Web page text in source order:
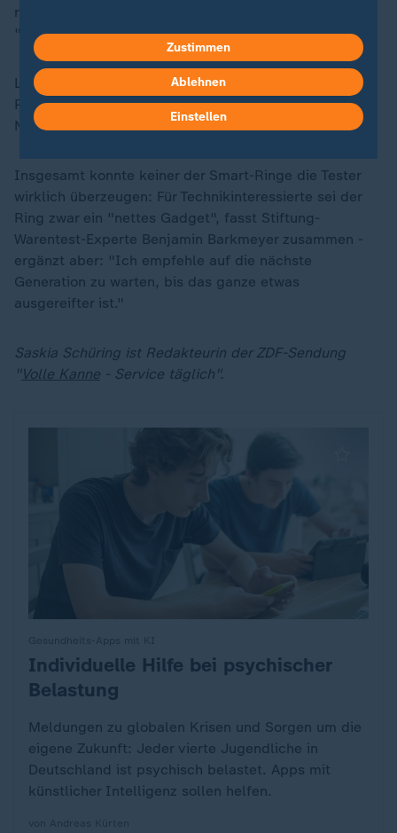
reichte es in dieser Prüfkategorie für ein
"befriedigend".
Laut Stiftung Warentest gab es gerade bei der
Pulsmessung große Abweichungen. Hier war keine
Note besser als "befriedigend".
Insgesamt konnte keiner der Smart-Ringe die Tester
wirklich überzeugen: Für Technikinteressierte sei der
Ring zwar ein "nettes Gadget", fasst Stiftung-
Warentest-Experte Benjamin Barkmeyer zusammen -
ergänzt aber: "Ich empfehle auf die nächste
Generation zu warten, bis das ganze etwas
ausgereifter ist."
Saskia Schüring ist Redakteurin der ZDF-Sendung
"Volle Kanne - Service täglich".
:Individuelle Hilfe bei psychischer
Belastung
Meldungen zu globalen Krisen und Sorgen um die
eigene Zukunft: Jeder vierte Jugendliche in
Deutschland ist psychisch belastet. Apps mit
künstlicher Intelligenz sollen helfen.
Zustimmen
Ablehnen
Einstellen